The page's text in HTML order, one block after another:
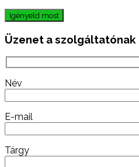
Igényeld most
Üzenet a szolgáltatónak
Név
E-mail
Tárgy